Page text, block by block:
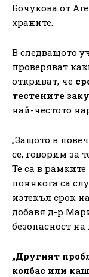
Бочукова от
храните.
В следващото
проверяват
откриват, че
тестените
най-честото
„Защото в
се, говорим за
Те са в
понякога са
изтекъл срок
добавя д-р
безопасност на
„Другият
колбас или